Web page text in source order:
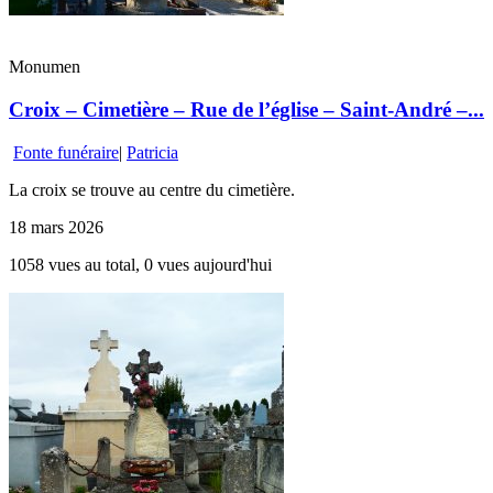
Monumen
Croix – Cimetière – Rue de l’église – Saint-André –...
Fonte funéraire| Patricia
La croix se trouve au centre du cimetière.
18 mars 2026
1058 vues au total, 0 vues aujourd'hui